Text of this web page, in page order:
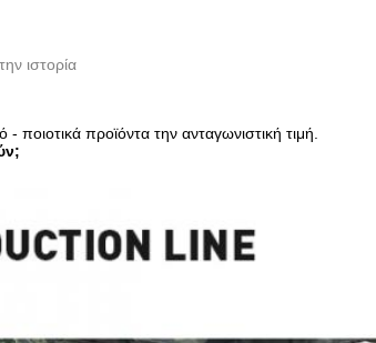
ιστορία
προϊόντα την ανταγωνιστική τιμή.